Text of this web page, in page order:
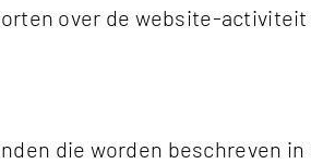
over de website-
die worden beschreven